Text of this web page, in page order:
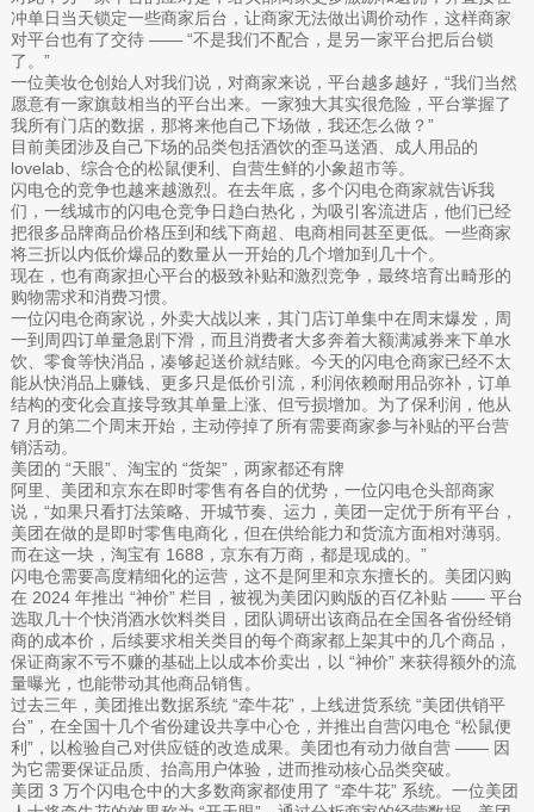
冲单日当天锁定一些商家后台，让商家无法做出调价动作，这样商家
对平台也有了交待 —— “不是我们不配合，是另一家平台把后台锁
了。”
一位美妆仓创始人对我们说，对商家来说，平台越多越好，“我们当然
愿意有一家旗鼓相当的平台出来。一家独大其实很危险，平台掌握了
我所有门店的数据，那将来他自己下场做，我还怎么做？”
目前美团涉及自己下场的品类包括酒饮的歪马送酒、成人用品的
lovelab、综合仓的松鼠便利、自营生鲜的小象超市等。
闪电仓的竞争也越来越激烈。在去年底，多个闪电仓商家就告诉我
们，一线城市的闪电仓竞争日趋白热化，为吸引客流进店，他们已经
把很多品牌商品价格压到和线下商超、电商相同甚至更低。一些商家
将三折以内低价爆品的数量从一开始的几个增加到几十个。
现在，也有商家担心平台的极致补贴和激烈竞争，最终培育出畸形的
购物需求和消费习惯。
一位闪电仓商家说，外卖大战以来，其门店订单集中在周末爆发，周
一到周四订单量急剧下滑，而且消费者大多奔着大额满减券来下单水
饮、零食等快消品，凑够起送价就结账。今天的闪电仓商家已经不太
能从快消品上赚钱、更多只是低价引流，利润依赖耐用品弥补，订单
结构的变化会直接导致其单量上涨、但亏损增加。为了保利润，他从
7 月的第二个周末开始，主动停掉了所有需要商家参与补贴的平台营
销活动。
美团的 “天眼”、淘宝的 “货架”，两家都还有牌
阿里、美团和京东在即时零售有各自的优势，一位闪电仓头部商家
说，“如果只看打法策略、开城节奏、运力，美团一定优于所有平台，
美团在做的是即时零售电商化，但在供给能力和货流方面相对薄弱。
而在这一块，淘宝有 1688，京东有万商，都是现成的。”
闪电仓需要高度精细化的运营，这不是阿里和京东擅长的。美团闪购
在 2024 年推出 “神价” 栏目，被视为美团闪购版的百亿补贴 —— 平台
选取几十个快消酒水饮料类目，团队调研出该商品在全国各省份经销
商的成本价，后续要求相关类目的每个商家都上架其中的几个商品，
保证商家不亏不赚的基础上以成本价卖出，以 “神价” 来获得额外的流
量曝光，也能带动其他商品销售。
过去三年，美团推出数据系统 “牵牛花”，上线进货系统 “美团供销平
台”，在全国十几个省份建设共享中心仓，并推出自营闪电仓 “松鼠便
利”，以检验自己对供应链的改造成果。美团也有动力做自营 —— 因
为它需要保证品质、抬高用户体验，进而推动核心品类突破。
美团 3 万个闪电仓中的大多数商家都使用了 “牵牛花” 系统。一位美团